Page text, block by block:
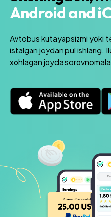
Android and
Avtobus kutayapsizmi yoki
istalgan joydan pul ishlang.
xohlagan joyda